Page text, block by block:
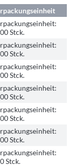
Stck.
Stck.
Stck.
Stck.
Stck.
Stck.
Stck.